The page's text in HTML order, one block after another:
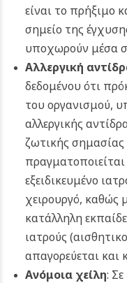
είναι το πρήξιμο
σημείο της
υποχωρούν μέσα
Αλλεργική
δεδομένου ότι
του οργανισμού,
αλλεργικής
ζωτικής
εξειδικευμένο
χειρουργό, καθώς
κατάλληλη
ιατρούς
απαγορεύεται και
Ανόμοια χείλη: